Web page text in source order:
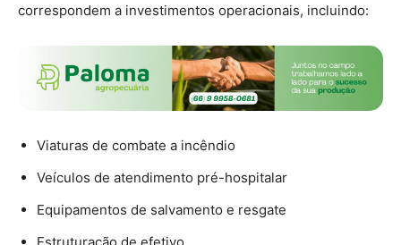
correspondem a investimentos operacionais, incluindo:
Viaturas de combate a incêndio
Veículos de atendimento pré-hospitalar
Equipamentos de salvamento e resgate